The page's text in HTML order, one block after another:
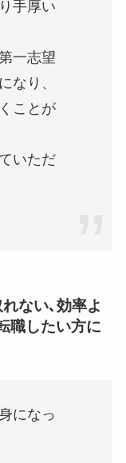
手厚い
一志望
なり、
ことが
いただ
ない､効率よ
職したい方に
になっ